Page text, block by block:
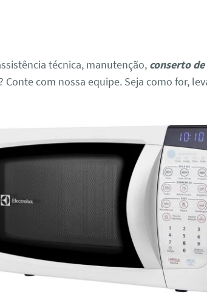
técnica, manutenção, conserto
Conte com nossa equipe. Seja como for,